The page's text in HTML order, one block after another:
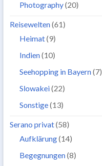
Photography(20)
Reisewelten(61)
Heimat(9)
Indien(10)
Seehopping in Bayern(7)
Slowakei(22)
Sonstige(13)
Serano privat(58)
Aufklärung(14)
Begegnungen(8)